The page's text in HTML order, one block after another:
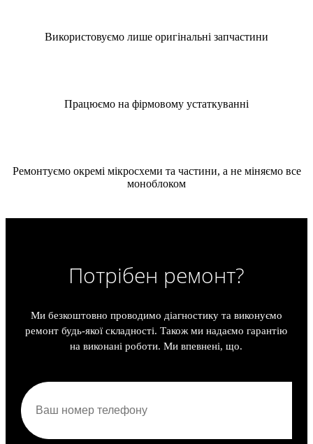
Використовуємо лише оригінальні запчастини
Працюємо на фірмовому устаткуванні
Ремонтуємо окремі мікросхеми та частини, а не міняємо все
моноблоком
Потрібен ремонт?
Ми безкоштовно проводимо діагностику та виконуємо
ремонт будь-якої складності. Також ми надаємо гарантію
на виконані роботи. Ми впевнені, що.